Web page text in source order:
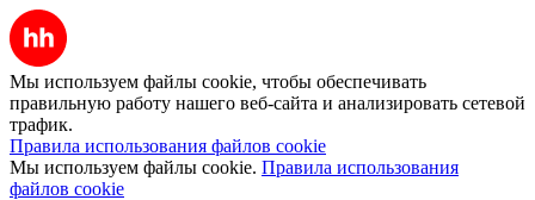
Мы используем файлы cookie, чтобы обеспечивать
правильную работу нашего веб-сайта и анализировать сетевой
трафик.
Правила использования файлов cookie
Мы используем файлы cookie. Правила использования
файлов cookie